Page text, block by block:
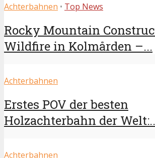
Achterbahnen • Top News
Rocky Mountain
Wildfire in Kolmården –...
Achterbahnen
Erstes POV der besten
Holzachterbahn der
Achterbahnen